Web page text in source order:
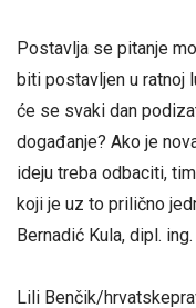
Postavlja se pitanje
biti postavljen u ratnoj
će se svaki dan
događanje? Ako je
ideju treba odbaciti,
koji je uz to prilično
Bernadić Kula, dipl.
Lili Benčik/